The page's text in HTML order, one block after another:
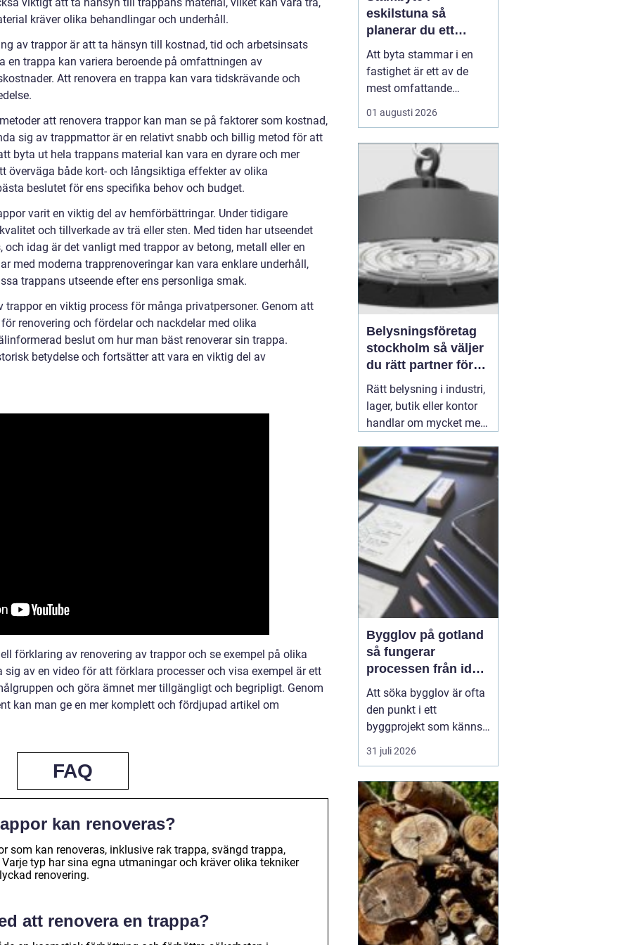
kräver olika behandlingar och underhåll.
av trappor är att ta hänsyn till kostnad, tid och arbetsinsats
en trappa kan variera beroende på omfattningen av
Att renovera en trappa kan vara tidskrävande och
att renovera trappor kan man se på faktorer som kostnad,
sig av trappmattor är en relativt snabb och billig metod för att
byta ut hela trappans material kan vara en dyrare och mer
överväga både kort- och långsiktiga effekter av olika
beslutet för ens specifika behov och budget.
varit en viktig del av hemförbättringar. Under tidigare
och tillverkade av trä eller sten. Med tiden har utseendet
idag är det vanligt med trappor av betong, metall eller en
med moderna trapprenoveringar kan vara enklare underhåll,
trappans utseende efter ens personliga smak.
en viktig process för många privatpersoner. Genom att
renovering och fördelar och nackdelar med olika
beslut om hur man bäst renoverar sin trappa.
betydelse och fortsätter att vara en viktig del av
förklaring av renovering av trappor och se exempel på olika
av en video för att förklara processer och visa exempel är ett
och göra ämnet mer tillgängligt och begripligt. Genom
kan man ge en mer komplett och fördjupad artikel om
FAQ
kan renoveras?
som kan renoveras, inklusive rak trappa, svängd trappa,
typ har sina egna utmaningar och kräver olika tekniker
renovering.
att renovera en trappa?
eskilstuna så
planerar du ett
tryggt och hållbart
projekt
Att byta stammar i en
fastighet är ett av de
mest omfattande
ingreppen som kan
göras i ett hus.
nödvändig åtgärd för att
undvika vattenskador,
fuktproblem och
bostadsrättsföreningar,
fastighetsäga...
01 augusti 2026
Belysningsföretag
stockholm så väljer
du rätt partner för
professionell
ljussättning
Rätt belysning i industri,
lager, butik eller kontor
handlar om mycket mer
Ljuset påverkar säkerhet,
energikostnader,
produktivitet och hur en
lokal upplevs varje dag.
När företag i Stockholm
letar
31 juli 2026
Bygglov på gotland
så fungerar
processen från idé
till godkänt beslut
Att söka bygglov är ofta
den punkt i ett
byggprojekt som känns
mest osäker. Frågorna
hopar sig: vilka
länge tar det, vad säger
detaljplanen och hur
påverkas tidsplanen? På
Gotland tillkommer
dessutom särskilda
hänsyn, som kultur...
31 juli 2026